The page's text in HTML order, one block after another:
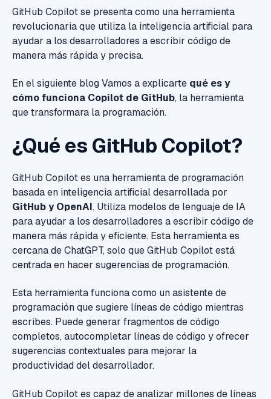
GitHub Copilot se presenta como una herramienta
revolucionaria que utiliza la inteligencia artificial para
ayudar a los desarrolladores a escribir código de
manera más rápida y precisa.
En el siguiente blog Vamos a explicarte qué es y
cómo funciona Copilot de GitHub, la herramienta
que transformara la programación.
¿Qué es GitHub Copilot?
GitHub Copilot es una herramienta de programación
basada en inteligencia artificial desarrollada por
GitHub y OpenAI. Utiliza modelos de lenguaje de IA
para ayudar a los desarrolladores a escribir código de
manera más rápida y eficiente. Esta herramienta es
cercana de ChatGPT, solo que GitHub Copilotestá
centrada en hacer sugerencias de programación.
Esta herramienta funciona como un asistente de
programación que sugiere líneas de código mientras
escribes. Puede generar fragmentos de código
completos, autocompletar líneas de código y ofrecer
sugerencias contextuales para mejorar la
productividad del desarrollador.
GitHub Copilot es capaz de analizar millones de líneas